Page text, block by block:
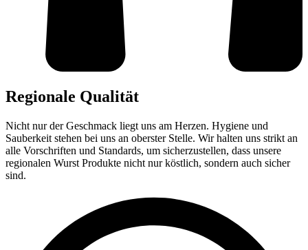
Regionale Qualität
Nicht nur der Geschmack liegt uns am Herzen. Hygiene und
Sauberkeit stehen bei uns an oberster Stelle. Wir halten uns strikt an
alle Vorschriften und Standards, um sicherzustellen, dass unsere
regionalen Wurst Produkte nicht nur köstlich, sondern auch sicher
sind.